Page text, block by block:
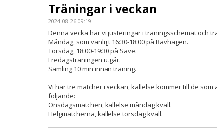
Träningar i veckan
2024-08-26 09:19
Denna vecka har vi justeringar i träningsschemat och
Måndag, som vanligt 16:30-18:00 på Rävhagen.
Torsdag, 18:00-19:30 på Säve.
Fredagsträningen utgår.
Samling 10 min innan träning.
Vi har tre matcher i veckan, kallelse kommer till de
följande:
Onsdagsmatchen, kallelse måndag kväll.
Helgmatcherna, kallelse torsdag kväll.